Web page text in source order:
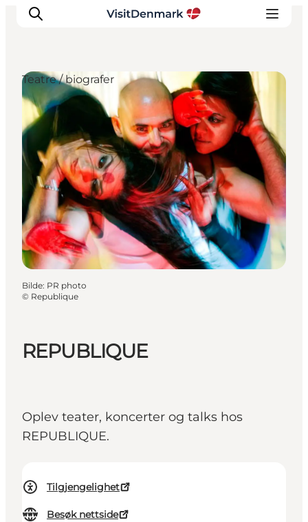
Inspirasjon
Reisemål
Aktiviteter
Overnatting
Planlegg reisen
REPUBLIQUE
Oplev teater, koncerter og talks hos
REPUBLIQUE.
Tilgjengelighet
Besøk nettside
Teatre / biografer
Bilde: PR photo
© Republique